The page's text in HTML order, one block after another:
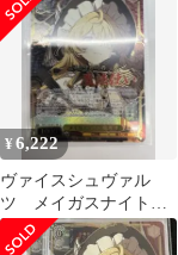
¥6,222
ヴァイスシュヴァル
ツ メイガスナイト
魔理沙 SR星3